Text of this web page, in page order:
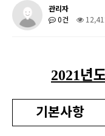
관리자
0건
2021년
기본사항